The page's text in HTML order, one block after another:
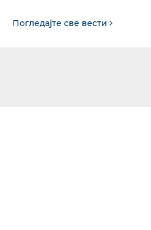
Погледајте све вести